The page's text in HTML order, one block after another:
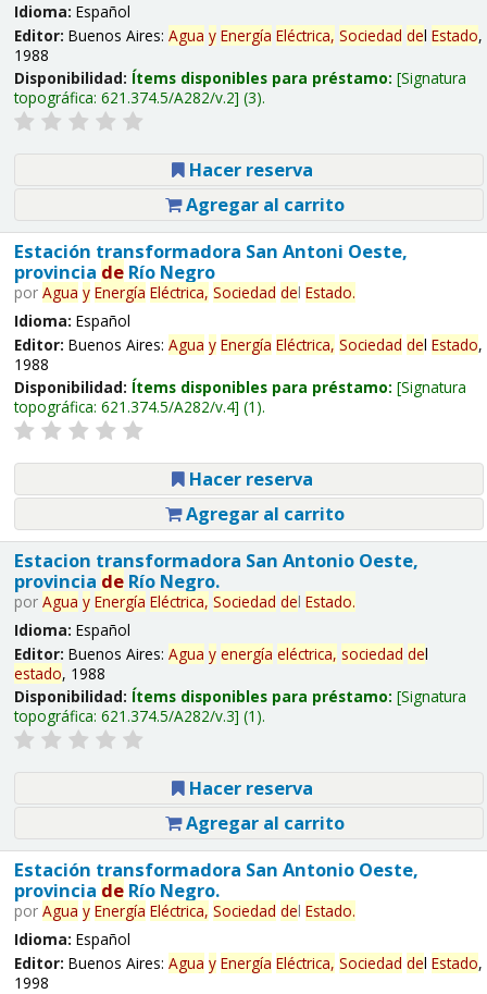
Idioma: Español
Editor: Buenos Aires: Agua y Energía Eléctrica, Sociedad del Estado,
1988
Disponibilidad: Ítems disponibles para préstamo: Signatura
topográfica: 621.374.5/A282/v.2 (3).
Hacer reserva
Agregar al carrito
Estación transformadora San Antoni Oeste,
provincia deRío Negro
por Agua y Energía Eléctrica, Sociedad del Estado.
Idioma: Español
Editor: Buenos Aires: Agua y Energía Eléctrica, Sociedad del Estado,
1988
Disponibilidad: Ítems disponibles para préstamo: Signatura
topográfica: 621.374.5/A282/v.4 (1).
Hacer reserva
Agregar al carrito
Estacion transformadora San Antonio Oeste,
provincia deRío Negro.
por Agua y Energía Eléctrica, Sociedad del Estado.
Idioma: Español
Editor: Buenos Aires: Agua y energía eléctrica, sociedad del
estado, 1988
Disponibilidad: Ítems disponibles para préstamo: Signatura
topográfica: 621.374.5/A282/v.3 (1).
Hacer reserva
Agregar al carrito
Estación transformadora San Antonio Oeste,
provincia deRío Negro.
por Agua y Energía Eléctrica, Sociedad del Estado.
Idioma: Español
Editor: Buenos Aires: Agua y Energía Eléctrica, Sociedad del Estado,
1998